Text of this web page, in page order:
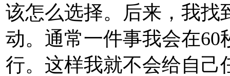
该怎么选择。后来，我
动。通常一件事我会在
行。这样我就不会给自己